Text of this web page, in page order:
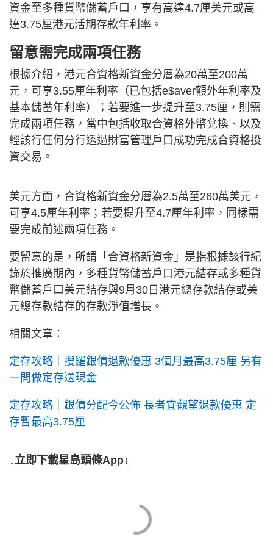
資金至多種貨幣儲蓄戶口，享有高達4.7厘美元或高
達3.75厘港元活期存款年利率。
留意需完成兩項任務
根據介紹，港元合資格新資金分層為20萬至200萬
元，可享3.55厘年利率（已包括e$aver額外年利率及
基本儲蓄年利率）；若要進一步提升至3.75厘，則需
完成兩項任務，當中包括收取合資格外幣兌換、以及
經該行任何分行透過財富管理戶口成功完成合資格投
資交易。
美元方面，合資格新資金分層為2.5萬至260萬美元，
可享4.5厘年利率；若要提升至4.7厘年利率，同樣需
要完成前述兩項任務。
要留意的是，所謂「合資格新資金」是指根據該行紀
錄於推廣期內，多種貨幣儲蓄戶口港元結存或多種貨
幣儲蓄戶口美元結存與9月30日港元總存款結存或美
元總存款結存的存款淨值增長。
相關文章：
定存攻略｜搜羅銀債退款優惠 3個月最高3.75厘 另有
一間做定存送現金
定存攻略｜銀債分配今公佈 長者宜觀望退款優惠 定
存暫最高3.75厘
↓立即下載星島頭條App↓